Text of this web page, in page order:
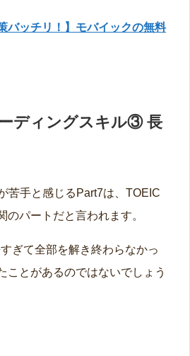
バッチリ！】モバイックの無料
ディングスキル③ 長
苦手と感じるPart7は、TOEIC
のパートだと言われます。
ぎて全部を解き終わらなかっ
ことがあるのではないでしょう